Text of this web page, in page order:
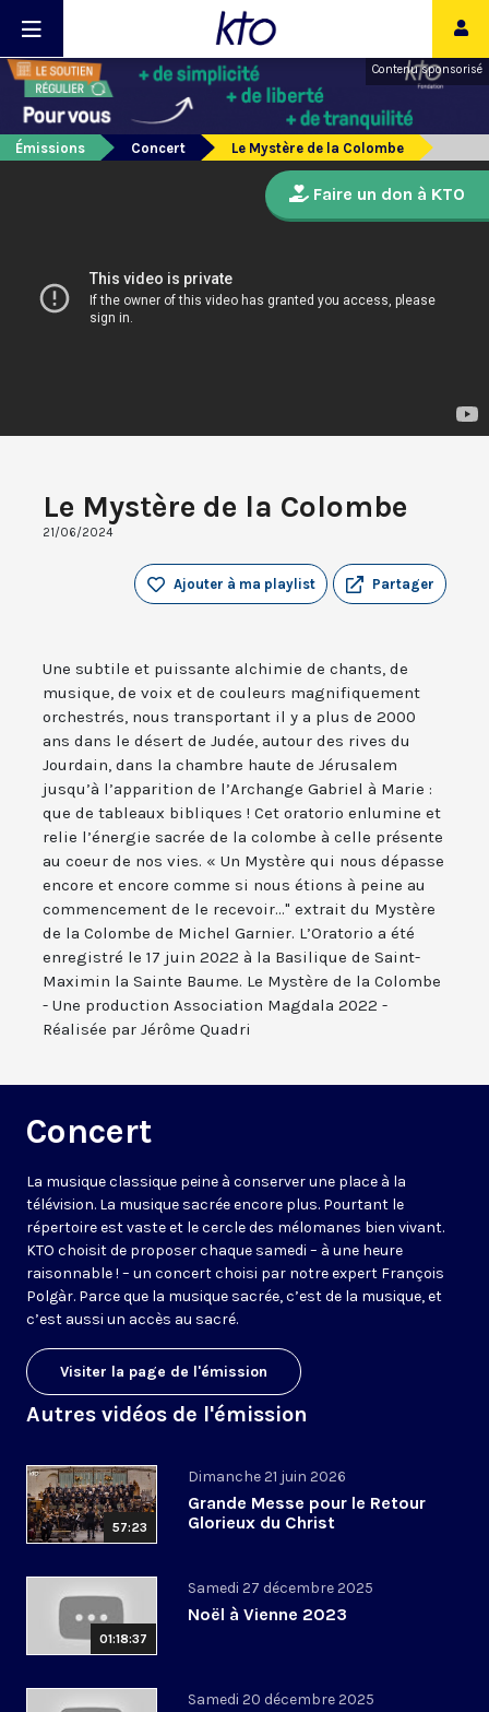
Contenu sponsorisé
Émissions Concert Le Mystère de la Colombe
Le Mystère de la Colombe
21/06/2024
Partager
Ajouter à ma playlist
Une subtile et puissante alchimie de chants, de
musique, de voix et de couleurs magnifiquement
orchestrés, nous transportant il y a plus de 2000
ans dans le désert de Judée, autour des rives du
Jourdain, dans la chambre haute de Jérusalem
jusqu’à l’apparition de l’Archange Gabriel à Marie :
que de tableaux bibliques ! Cet oratorio enlumine et
relie l’énergie sacrée de la colombe à celle présente
au coeur de nos vies. « Un Mystère qui nous dépasse
encore et encore comme si nous étions à peine au
commencement de le recevoir..." extrait du Mystère
de la Colombe de Michel Garnier. L’Oratorio a été
enregistré le 17 juin 2022 à la Basilique de Saint-
Maximin la Sainte Baume. Le Mystère de la Colombe
- Une production Association Magdala 2022 -
Réalisée par Jérôme Quadri
Concert
La musique classique peine à conserver une place à la
télévision. La musique sacrée encore plus. Pourtant le
répertoire est vaste et le cercle des mélomanes bien vivant.
KTO choisit de proposer chaque samedi – à une heure
raisonnable ! – un concert choisi par notre expert François
Polgàr. Parce que la musique sacrée, c’est de la musique, et
c’est aussi un accès au sacré.
Visiter la page de l'émission
Autres vidéos de l'émission
57:23
Dimanche 21 juin 2026
Grande Messe pour le Retour
Glorieux du Christ
01:18:37
Samedi 27 décembre 2025
Noël à Vienne 2023
Samedi 20 décembre 2025
Faire un don à KTO